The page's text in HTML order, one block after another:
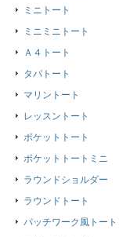
ミニトート
ミニミニトート
Ａ４トート
タパトート
マリントート
レッスントート
ポケットトート
ポケットトートミニ
ラウンドショルダー
ラウンドトート
パッチワーク風トート